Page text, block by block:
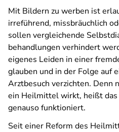
Mit Bildern zu werben ist
irreführend, missbräuchlich
sollen vergleichende
behandlungen verhindert
eigenes Leiden in einer
glauben und in der Folge auf
Arztbesuch verzichten. Denn
ein Heilmittel wirkt, heißt das
genauso funktioniert.
Seit einer Reform des